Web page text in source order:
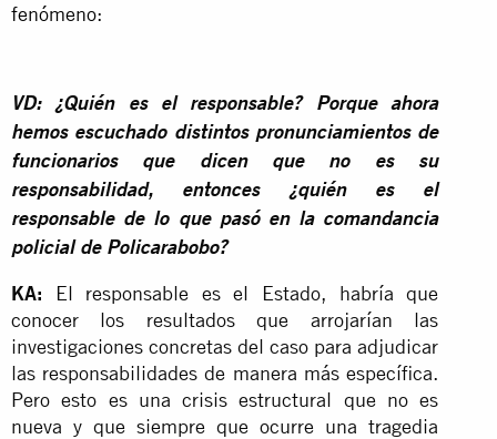
fenómeno:
VD: ¿Quién es el responsable? Porque ahora
hemos escuchado distintos pronunciamientos de
funcionarios que dicen que no es su
responsabilidad, entonces ¿quién es el
responsable de lo que pasó en la comandancia
policial de Policarabobo?
KA:
El responsable es el Estado, habría que
conocer los resultados que arrojarían las
investigaciones concretas del caso para adjudicar
las responsabilidades de manera más específica.
Pero esto es una crisis estructural que no es
nueva y que siempre que ocurre una tragedia